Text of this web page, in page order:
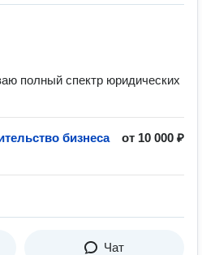
полный спектр юридических
бизнеса
от 10 000 ₽
Чат